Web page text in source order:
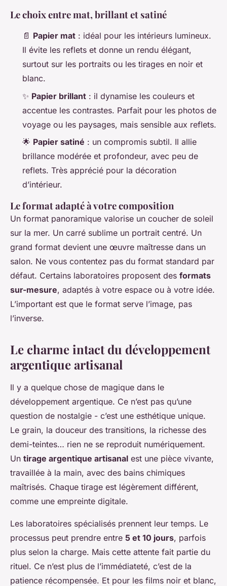
Le choix entre mat, brillant et satiné
📄 Papier mat : idéal pour les intérieurs lumineux.
Il évite les reflets et donne un rendu élégant,
surtout sur les portraits ou les tirages en noir et
blanc.
✨ Papier brillant : il dynamise les couleurs et
accentue les contrastes. Parfait pour les photos de
voyage ou les paysages, mais sensible aux reflets.
🌟 Papier satiné : un compromis subtil. Il allie
brillance modérée et profondeur, avec peu de
reflets. Très apprécié pour la décoration
d’intérieur.
Le format adapté à votre composition
Un format panoramique valorise un coucher de soleil
sur la mer. Un carré sublime un portrait centré. Un
grand format devient une œuvre maîtresse dans un
salon. Ne vous contentez pas du format standard par
défaut. Certains laboratoires proposent des formats
sur-mesure, adaptés à votre espace ou à votre idée.
L’important est que le format serve l’image, pas
l’inverse.
Le charme intact du développement
argentique artisanal
Il y a quelque chose de magique dans le
développement argentique. Ce n’est pas qu’une
question de nostalgie - c’est une esthétique unique.
Le grain, la douceur des transitions, la richesse des
demi-teintes… rien ne se reproduit numériquement.
Un tirage argentique artisanal est une pièce vivante,
travaillée à la main, avec des bains chimiques
maîtrisés. Chaque tirage est légèrement différent,
comme une empreinte digitale.
Les laboratoires spécialisés prennent leur temps. Le
processus peut prendre entre 5 et 10 jours, parfois
plus selon la charge. Mais cette attente fait partie du
rituel. Ce n’est plus de l’immédiateté, c’est de la
patience récompensée. Et pour les films noir et blanc,